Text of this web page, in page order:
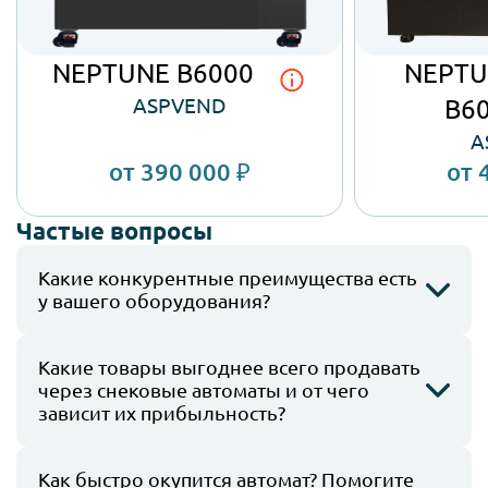
NEPTUNE B6000
ASPVEND
от 390 000 ₽ от
Частые вопрoсы
Какие конкурентные преимущества есть
у вашего оборудования?
технических и эксплуатационных преимуществ,
которые обеспечивают удобство работы
и стабильность эксплуатации:
Какие товары выгоднее всего продавать
через снековые автоматы и от чего
зависит их прибыльность?
очень быстро развивается. Модернизируется и
Как быстро окупится автомат? Помогите